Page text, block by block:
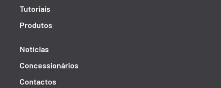
Tutoriais
Produtos
Notícias
Concessionários
Contactos